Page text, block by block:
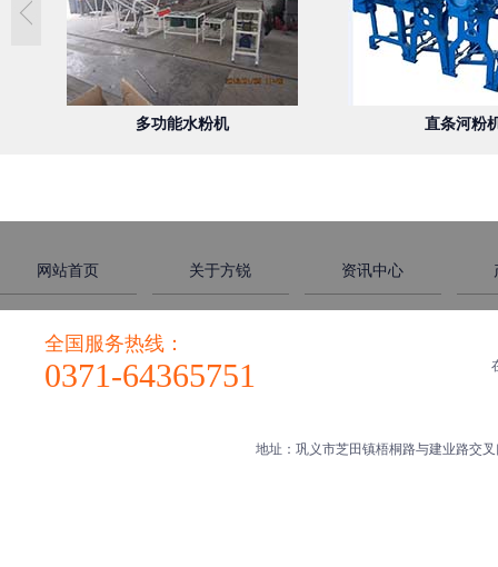
多功能水粉机 直条河粉
网站首页 关于方锐 资讯中心
全国服务热线：
0371-64365751
地址：巩义市芝田镇梧桐路与建业路交